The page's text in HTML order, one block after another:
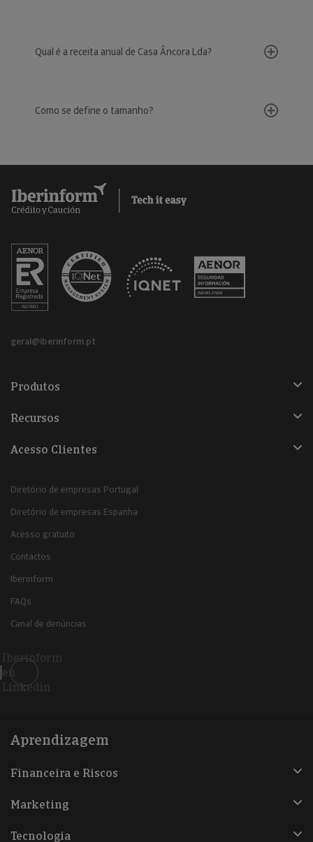
Qual é a receita anual de Casa Âncora Lda?
Como se define o tamanho?
geral@iberinform.pt
Produtos
Recursos
Acesso Clientes
Diretório de empresas Portugal
Diretório de empresas Espanha
Acesso gratuito
Contactos
Iberinform
FAQs
Canal de denúncias
Iberinform
en
Linkedin
Aprendizagem
Financeira e Riscos
Marketing
Tecnologia